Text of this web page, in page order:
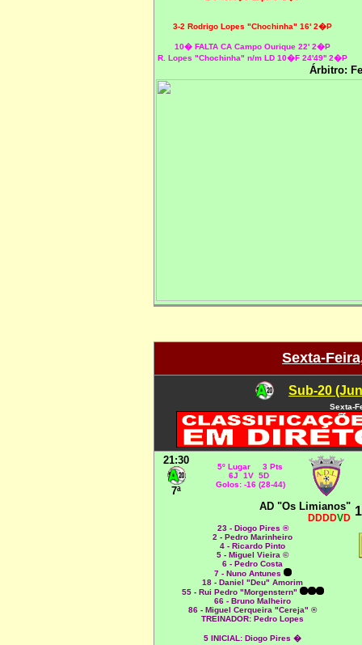
3-2 Rodrigo Lopes "Chochinha" 16' 2�P
10� FALTA CA Campo Ourique 22' 2�P
R. Lopes "Chochinha" n/m LD 10�F 24'49'' 2�P
Árbitro:
Sexta-
Sub-20
Sexta-
21:30
7ª
5º Lugar 3 Pts
6J 1V 5D
Golos: -16 (28-44)
AD "Os Limianos"
DDDDVD
23 - Diogo Pires ®
2 - Pedro Marinheiro
4 - Ricardo Pinto
5 - Miguel Vieira ©
6 - Pedro Costa
7 - Nuno Antunes
18 - Daniel "Deu" Amorim
55 - Rui Pedro "Morgenstern"
66 - Bruno Malheiro
86 - Miguel Cerqueira "Cereja" ®
TREINADOR: Pedro Lopes
5 INICIAL: Diogo Pires �